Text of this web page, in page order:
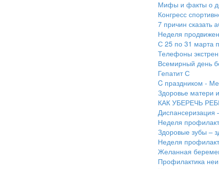
Мифы и факты о
Конгресс
7 причин сказать
Неделя
С 25 по 31 марта
Телефоны
Всемирный день
Гепатит С
C праздником -
Здоровье матери
КАК УБЕРЕЧЬ
Диспансеризация
Неделя
Здоровые зубы –
Неделя
Желанная
Профилактика